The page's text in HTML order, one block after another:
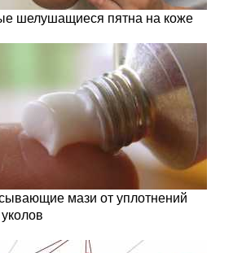
шелушащиеся пятна на коже
мази от уплотнений